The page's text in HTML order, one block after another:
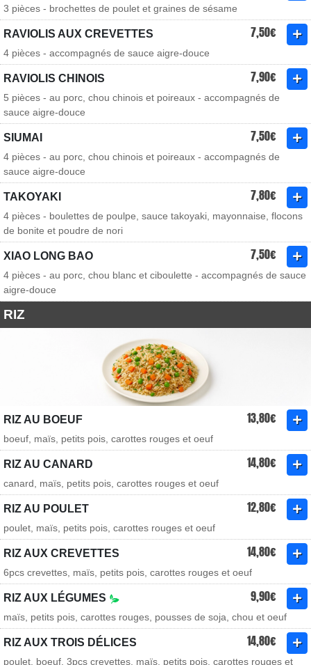
3 pièces - brochettes de poulet et graines de sésame
RAVIOLIS AUX CREVETTES 7,50€
4 pièces - accompagnés de sauce aigre-douce
RAVIOLIS CHINOIS 7,90€
5 pièces - au porc, chou chinois et poireaux - accompagnés de
sauce aigre-douce
SIUMAI 7,50€
4 pièces - au porc, chou chinois et poireaux - accompagnés de
sauce aigre-douce
TAKOYAKI 7,80€
4 pièces - boulettes de poulpe, sauce takoyaki, mayonnaise, flocons
de bonite et poudre de nori
XIAO LONG BAO 7,50€
4 pièces - au porc, chou blanc et ciboulette - accompagnés de sauce
aigre-douce
RIZ
RIZ AU BOEUF 13,80€
boeuf, maïs, petits pois, carottes rouges et oeuf
RIZ AU CANARD 14,80€
canard, maïs, petits pois, carottes rouges et oeuf
RIZ AU POULET 12,80€
poulet, maïs, petits pois, carottes rouges et oeuf
RIZ AUX CREVETTES 14,80€
6pcs crevettes, maïs, petits pois, carottes rouges et oeuf
RIZ AUX LÉGUMES 9,90€
maïs, petits pois, carottes rouges, pousses de soja, chou et oeuf
RIZ AUX TROIS DÉLICES 14,80€
poulet, boeuf, 3pcs crevettes, maïs, petits pois, carottes rouges et